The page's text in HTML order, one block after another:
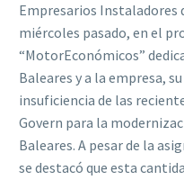
Empresarios Instaladores
miércoles pasado, en el
“MotorEconómicos”
Baleares y a la empresa,
insuficiencia de las
Govern para la
Baleares. A pesar de la
se destacó que esta